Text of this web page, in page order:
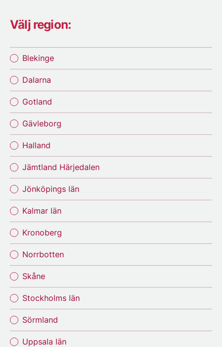
Välj region:
Blekinge
Dalarna
Gotland
Gävleborg
Halland
Jämtland Härjedalen
Jönköpings län
Kalmar län
Kronoberg
Norrbotten
Skåne
Stockholms län
Sörmland
Uppsala län